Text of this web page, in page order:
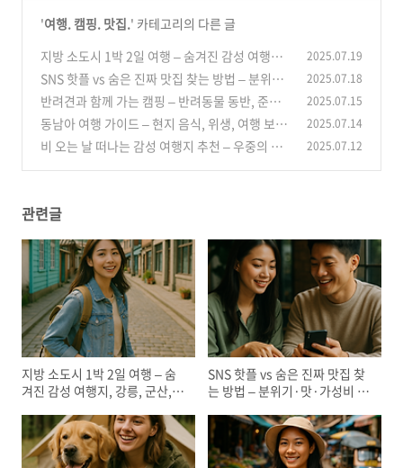
'여행. 캠핑. 맛집.' 카테고리의 다른 글
지방 소도시 1박 2일 여행 – 숨겨진 감성 여행지,
강릉, 군산, 통영 등 코스 추천 (4)
2025.07.19
SNS 핫플 vs 숨은 진짜 맛집 찾는 방법 – 분위기·
맛·가성비 기준, 카페 탐방, 데이트 코스 (4)
2025.07.18
반려견과 함께 가는 캠핑 – 반려동물 동반, 준비
물, 주의사항
(3)
2025.07.15
동남아 여행 가이드 – 현지 음식, 위생, 여행 보험,
와이파이, 자유여행, 주의사항 팁
(5)
2025.07.14
비 오는 날 떠나는 감성 여행지 추천 – 우중의 낭
2025.07.12
관련글
지방 소도시 1박 2일 여행 – 숨
겨진 감성 여행지, 강릉, 군산, 통
SNS 핫플 vs 숨은 진짜 맛집 찾
는 방법 – 분위기·맛·가성비 기